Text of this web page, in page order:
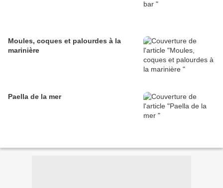
Moules, coques et palourdes à la
marinière
Paella de la mer